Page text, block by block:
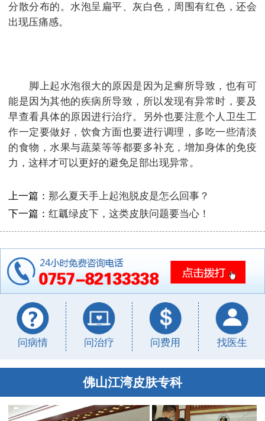
分散分布的。水泡呈扁平、灰白色，周围有红色，还会
出现压痛感。
脚上起水泡很大的原因是因为足癣所导致，也有可
能是因为其他的疾病所导致，所以发现有异常时，要及
早查看具体的原因进行治疗。另外也要注意个人卫生工
作一定要做好，饮食方面也要进行调理，多吃一些清淡
的食物，水果与蔬菜等等都要多补充，增加身体的免疫
力，这样才可以更好的避免足部出现异常。
上一篇： 那么夏天手上起泡脱皮是怎么回事？
下一篇： 红瓤绿皮下，这类皮肤问题要当心！
问病情 问治疗 问费用 找医生
佛山江湾皮肤专科